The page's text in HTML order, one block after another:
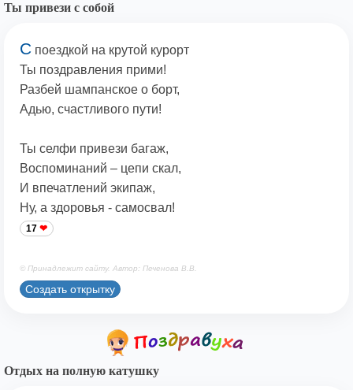
Ты привези с собой
С поездкой на крутой курорт
Ты поздравления прими!
Разбей шампанское о борт,
Адью, счастливого пути!
Ты селфи привези багаж,
Воспоминаний – цепи скал,
И впечатлений экипаж,
Ну, а здоровья - самосвал!
17
© Принадлежит сайту. Автор: Печенова В.В.
Создать открытку
Отдых на полную катушку